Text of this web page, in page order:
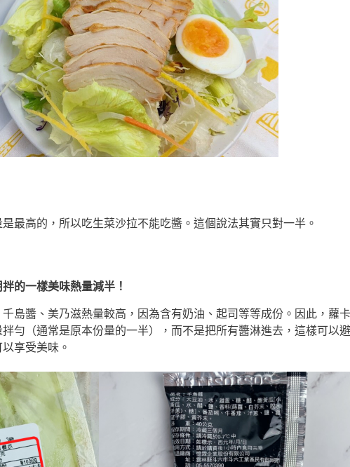
最高的，所以吃生菜沙拉不能吃醬。這個說法其實只對一半。
的一樣美味熱量減半！
島醬、美乃滋熱量較高，因為含有奶油、起司等等成份。因此，蘿
勻（通常是原本份量的一半），而不是把所有醬淋進去，這樣可以
享受美味。